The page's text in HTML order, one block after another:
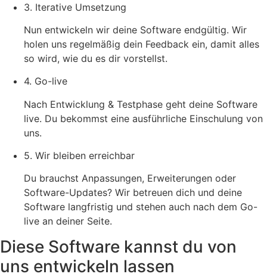
3. Iterative Umsetzung
Nun entwickeln wir deine Software endgültig. Wir
holen uns regelmäßig dein Feedback ein, damit alles
so wird, wie du es dir vorstellst.
4. Go-live
Nach Entwicklung & Testphase geht deine Software
live. Du bekommst eine ausführliche Einschulung von
uns.
5. Wir bleiben erreichbar
Du brauchst Anpassungen, Erweiterungen oder
Software-Updates? Wir betreuen dich und deine
Software langfristig und stehen auch nach dem Go-
live an deiner Seite.
Diese Software kannst du von
uns entwickeln lassen